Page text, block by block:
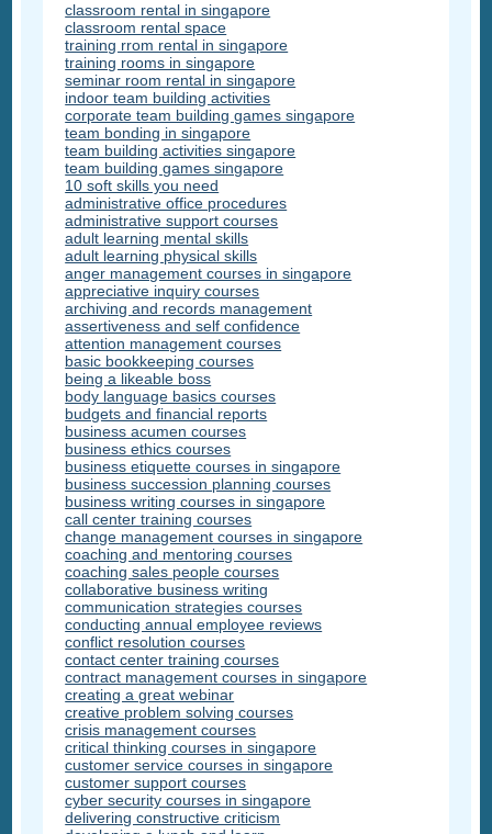
classroom rental in singapore
classroom rental space
training rrom rental in singapore
training rooms in singapore
seminar room rental in singapore
indoor team building activities
corporate team building games singapore
team bonding in singapore
team building activities singapore
team building games singapore
10 soft skills you need
administrative office procedures
administrative support courses
adult learning mental skills
adult learning physical skills
anger management courses in singapore
appreciative inquiry courses
archiving and records management
assertiveness and self confidence
attention management courses
basic bookkeeping courses
being a likeable boss
body language basics courses
budgets and financial reports
business acumen courses
business ethics courses
business etiquette courses in singapore
business succession planning courses
business writing courses in singapore
call center training courses
change management courses in singapore
coaching and mentoring courses
coaching sales people courses
collaborative business writing
communication strategies courses
conducting annual employee reviews
conflict resolution courses
contact center training courses
contract management courses in singapore
creating a great webinar
creative problem solving courses
crisis management courses
critical thinking courses in singapore
customer service courses in singapore
customer support courses
cyber security courses in singapore
delivering constructive criticism